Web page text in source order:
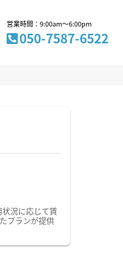
営業時間：9:00am～6:00pm
050-7587-6522
況に応じて賃
プランが提供